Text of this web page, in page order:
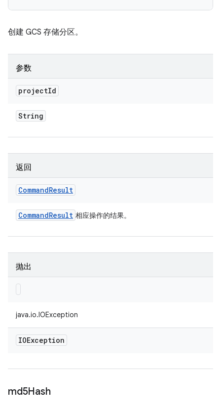
创建 GCS 存储分区。
参数
projectId
String
返回
CommandResult
CommandResult 相应操作的结果。
抛出
java.io.IOException
IOException
md5Hash